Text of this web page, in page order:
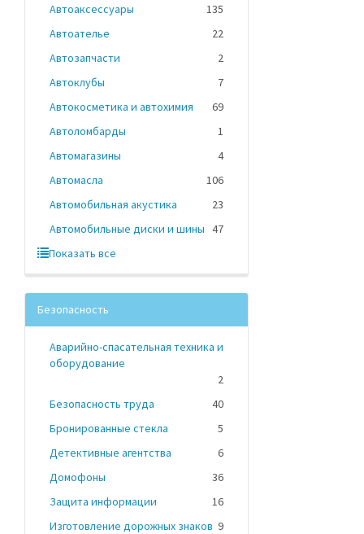
Автоаксессуары
135
Автоателье
22
Автозапчасти
2
Автоклубы
7
Автокосметика и автохимия
69
Автоломбарды
1
Автомагазины
4
Автомасла
106
Автомобильная акустика
23
Автомобильные диски и шины 47
Показать все
Безопасность
Аварийно-спасательная техника и
оборудование
2
Безопасность труда
40
Бронированные стекла
5
Детективные агентства
6
Домофоны
36
Защита информации
16
Изготовление дорожных знаков 9